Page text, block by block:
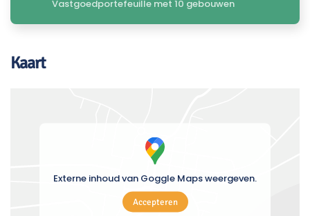
Vastgoedportefeuille met 10 gebouwen
Kaart
Externe inhoud van Goggle Maps weergeven.
Accepteren